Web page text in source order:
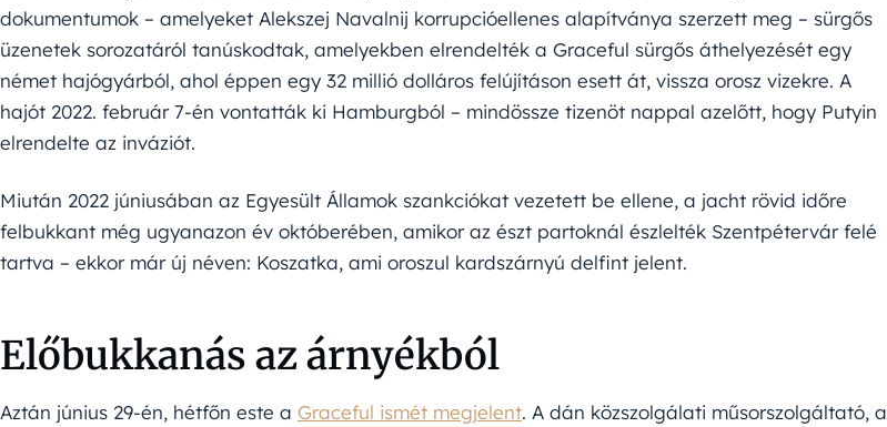
dokumentumok – amelyeket Alekszej Navalnij korrupcióellenes alapítványa szerzett meg – sürgős
üzenetek sorozatáról tanúskodtak, amelyekben elrendelték a Graceful sürgős áthelyezését egy
német hajógyárból, ahol éppen egy 32 millió dolláros felújításon esett át, vissza orosz vizekre. A
hajót 2022. február 7-én vontatták ki Hamburgból – mindössze tizenöt nappal azelőtt, hogy Putyin
elrendelte az inváziót.
Miután 2022 júniusában az Egyesült Államok szankciókat vezetett be ellene, a jacht rövid időre
felbukkant még ugyanazon év októberében, amikor az észt partoknál észlelték Szentpétervár felé
tartva – ekkor már új néven: Koszatka, ami oroszul kardszárnyú delfint jelent.
Előbukkanás az árnyékból
Aztán június 29-én, hétfőn este a Graceful ismét megjelent. A dán közszolgálati műsorszolgáltató, a